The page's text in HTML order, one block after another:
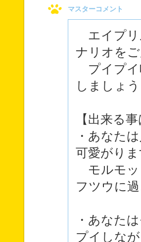
マスターコメント
エイプリ
ナリオを
プイプイ
しましょ
【出来る
・あなた
可愛がり
モルモッ
フツウに
・あなた
プイしな